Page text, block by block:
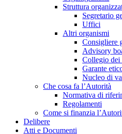
Struttura
Segretario
Uffici
Altri organismi
Consigliere
Advisory
Collegio dei
Garante
Nucleo di
Che cosa fa l’Autorità
Normativa di
Regolamenti
Come si finanzia
Delibere
Atti e Documenti